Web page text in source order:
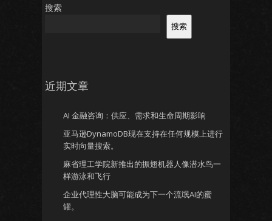
搜索
搜索
近期文章
AI 金融咨询：供应、需求和生命周期影响
亚马逊DynamoDB现在支持在任何规模上进行
实时向量搜索。
麻省理工学院新推出的振翅机器人像潜水鸟一
样游泳和飞行
企业代理性大脑可能成为下一个流氓AI的蜜
罐。